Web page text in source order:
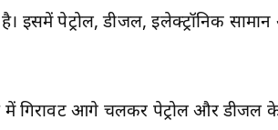
इसमें पेट्रोल, डीजल, इलेक्ट्रॉनिक
गिरावट आगे चलकर पेट्रोल और डीजल